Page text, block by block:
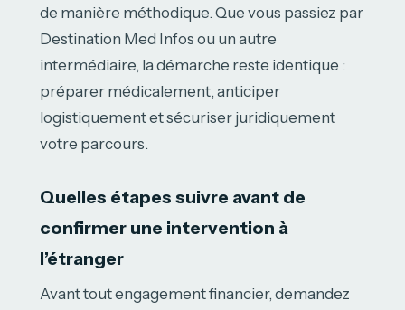
de manière méthodique. Que vous passiez par
Destination Med Infos ou un autre
intermédiaire, la démarche reste identique :
préparer médicalement, anticiper
logistiquement et sécuriser juridiquement
votre parcours.
Quelles étapes suivre avant de
confirmer une intervention à
l’étranger
Avant tout engagement financier, demandez